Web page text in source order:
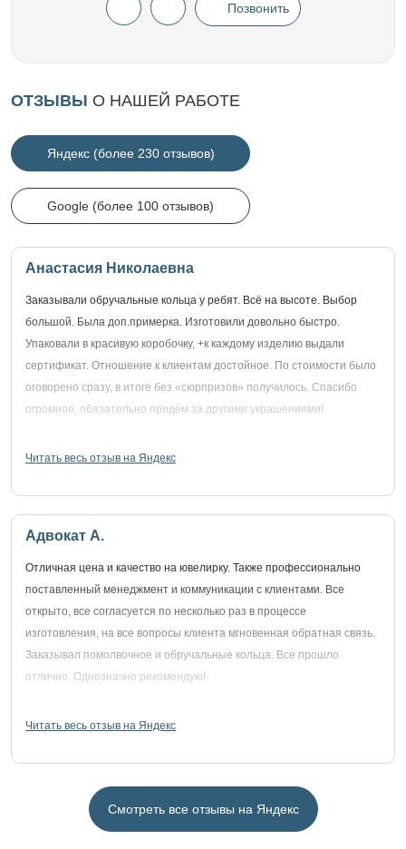
Позвонить
ОТЗЫВЫ О НАШЕЙ РАБОТЕ
Яндекс (более 230 отзывов)
Google (более 100 отзывов)
Анастасия Николаевна
Заказывали обручальные кольца у ребят. Всё на высоте. Выбор
большой. Была доп.примерка. Изготовили довольно быстро.
Упаковали в красивую коробочку, +к каждому изделию выдали
сертификат. Отношение к клиентам достойное. По стоимости было
оговорено сразу, в итоге без «сюрпризов» получилось. Спасибо
огромное, обязательно придём за другими украшениями!
Читать весь отзыв на Яндекс
Адвокат А.
Отличная цена и качество на ювелирку. Также профессионально
поставленный менеджмент и коммуникации с клиентами. Все
открыто, все согласуется по несколько раз в процессе
изготовления, на все вопросы клиента мгновенная обратная связь.
Заказывал помолвочное и обручальные кольца. Все прошло
отлично. Однозначно рекомендую!
Читать весь отзыв на Яндекс
Смотреть все отзывы на Яндекс